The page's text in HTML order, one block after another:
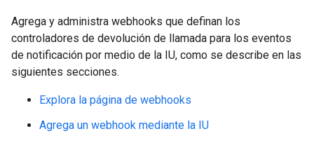
Agrega y administra webhooks que definan los
controladores de devolución de llamada para los eventos
de notificación por medio de la IU, como se describe en las
siguientes secciones.
Explora la página de webhooks
Agrega un webhook mediante la IU